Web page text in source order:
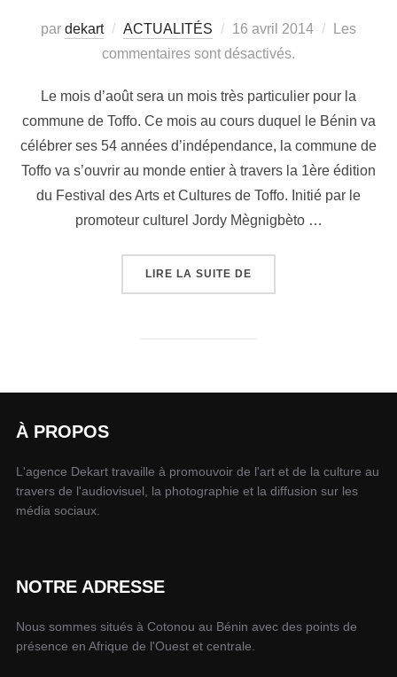
par dekart ACTUALITÉS 16 avril 2014
Les
commentaires sont désactivés.
Le mois d’août sera un mois très particulier pour la
commune de Toffo. Ce mois au cours duquel le Bénin va
célébrer ses 54 années d’indépendance, la commune de
Toffo va s’ouvrir au monde entier à travers la 1ère édition
du Festival des Arts et Cultures de Toffo. Initié par le
promoteur culturel Jordy Mègnigbèto …
LIRE LA SUITE DE
À PROPOS
L'agence Dekart travaille à promouvoir de l'art et de la culture au
travers de l'audiovisuel, la photographie et la diffusion sur les
média sociaux.
NOTRE ADRESSE
Nous sommes situés à Cotonou au Bénin avec des points de
présence en Afrique de l'Ouest et centrale.